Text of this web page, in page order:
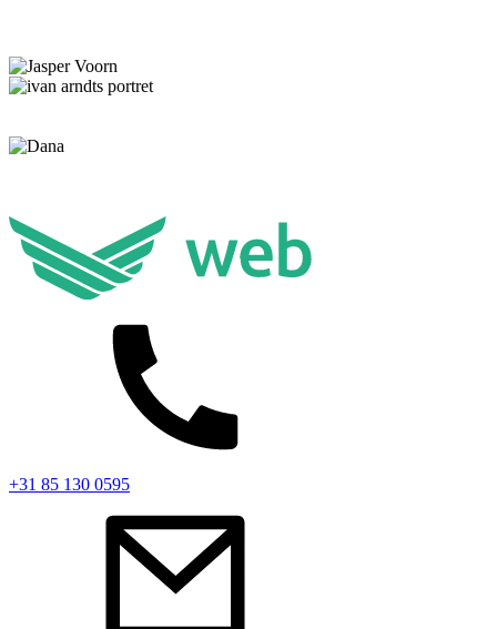
+31 85 130 0595